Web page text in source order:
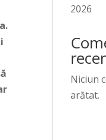
2026
Niciun
arătat.